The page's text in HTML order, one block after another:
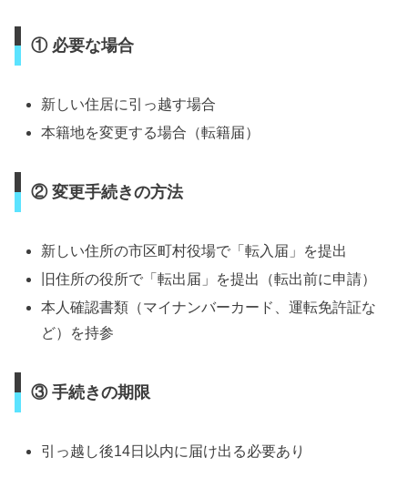
① 必要な場合
新しい住居に引っ越す場合
本籍地を変更する場合（転籍届）
② 変更手続きの方法
新しい住所の市区町村役場で「転入届」を提出
旧住所の役所で「転出届」を提出（転出前に申請）
本人確認書類（マイナンバーカード、運転免許証な
ど）を持参
③ 手続きの期限
引っ越し後14日以内に届け出る必要あり